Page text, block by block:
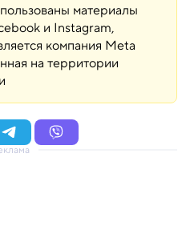
материалы
и Instagram,
компания Meta
на территории